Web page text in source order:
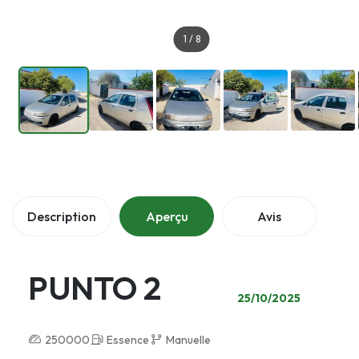
1 / 8
Description Aperçu Avis
PUNTO 2 25/10/2025
250000 Essence Manuelle